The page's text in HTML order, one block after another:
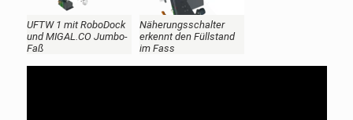
UFTW 1 mit RoboDock
und MIGAL.CO Jumbo-
Faß
Näherungsschalter
erkennt den Füllstand
im Fass